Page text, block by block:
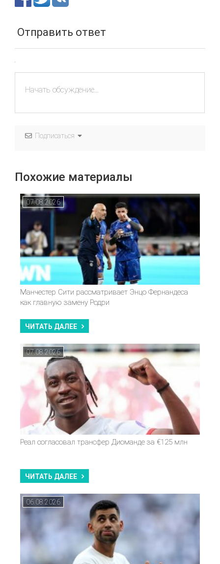
Отправить ответ
Подписаться
Похожие материалы
07.08.2026
Манчестер Сити рассматривает Энцо Фернандеса
как главную замену Родри
ЧИТАТЬ ДАЛЕЕ
07.08.2026
Реал согласовал трансфер Диоманде за €125 млн
ЧИТАТЬ ДАЛЕЕ
06.08.2026